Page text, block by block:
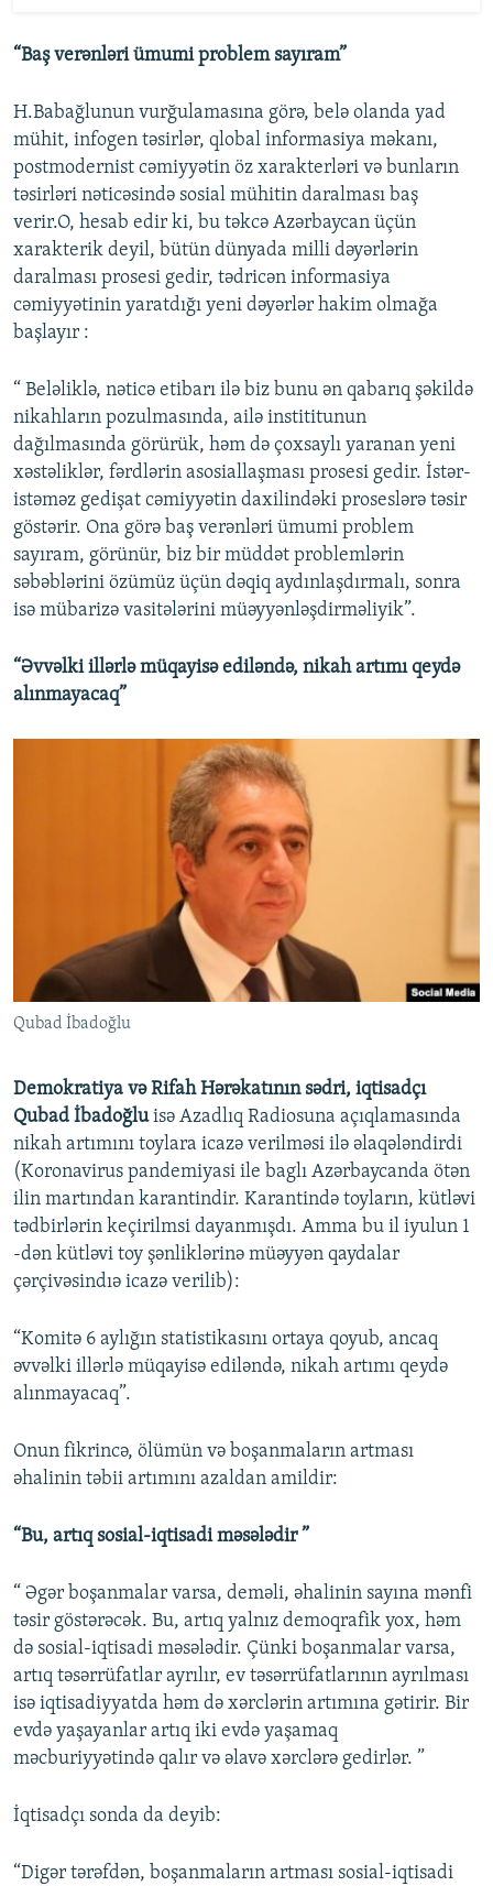
“Baş verənləri ümumi problem sayıram”
H.Babağlunun vurğulamasına görə, belə olanda yad
mühit, infogen təsirlər, qlobal informasiya məkanı,
postmodernist cəmiyyətin öz xarakterləri və bunların
təsirləri nəticəsində sosial mühitin daralması baş
verir.O, hesab edir ki, bu təkcə Azərbaycan üçün
xarakterik deyil, bütün dünyada milli dəyərlərin
daralması prosesi gedir, tədricən informasiya
cəmiyyətinin yaratdığı yeni dəyərlər hakim olmağa
başlayır :
“ Beləliklə, nəticə etibarı ilə biz bunu ən qabarıq şəkildə
nikahların pozulmasında, ailə instititunun
dağılmasında görürük, həm də çoxsaylı yaranan yeni
xəstəliklər, fərdlərin asosiallaşması prosesi gedir. İstər-
istəməz gedişat cəmiyyətin daxilindəki proseslərə təsir
göstərir. Ona görə baş verənləri ümumi problem
sayıram, görünür, biz bir müddət problemlərin
səbəblərini özümüz üçün dəqiq aydınlaşdırmalı, sonra
isə mübarizə vasitələrini müəyyənləşdirməliyik”.
“Əvvəlki illərlə müqayisə ediləndə, nikah artımı qeydə
alınmayacaq”
Qubad İbadoğlu
Demokratiya və Rifah Hərəkatının sədri, iqtisadçı
Qubad İbadoğluisə Azadlıq Radiosuna açıqlamasında
nikah artımını toylara icazə verilməsi ilə əlaqələndirdi
(Koronavirus pandemiyasi ile baglı Azərbaycanda ötən
ilin martından karantindir. Karantində toyların, kütləvi
tədbirlərin keçirilmsi dayanmışdı. Amma bu il iyulun 1
-dən kütləvi toy şənliklərinə müəyyən qaydalar
çərçivəsindıə icazə verilib):
“Komitə 6 aylığın statistikasını ortaya qoyub, ancaq
əvvəlki illərlə müqayisə ediləndə, nikah artımı qeydə
alınmayacaq”.
Onun fikrincə, ölümün və boşanmaların artması
əhalinin təbii artımını azaldan amildir:
“Bu, artıq sosial-iqtisadi məsələdir ”
“ Əgər boşanmalar varsa, deməli, əhalinin sayına mənfi
təsir göstərəcək. Bu, artıq yalnız demoqrafik yox, həm
də sosial-iqtisadi məsələdir. Çünki boşanmalar varsa,
artıq təsərrüfatlar ayrılır, ev təsərrüfatlarının ayrılması
isə iqtisadiyyatda həm də xərclərin artımına gətirir. Bir
evdə yaşayanlar artıq iki evdə yaşamaq
məcburiyyətində qalır və əlavə xərclərə gedirlər. ”
İqtisadçı sonda da deyib:
“Digər tərəfdən, boşanmaların artması sosial-iqtisadi